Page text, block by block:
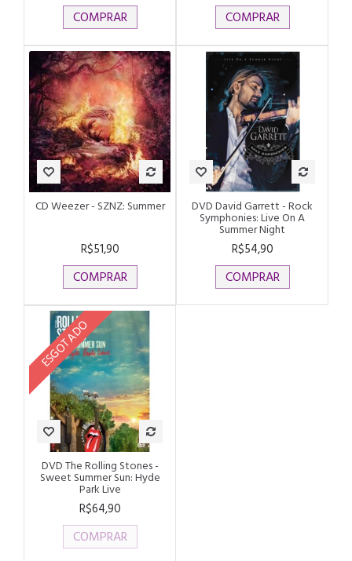
COMPRAR COMPRAR
CD Weezer - SZNZ: Summer
R$51,90
COMPRAR
DVD David Garrett - Rock
Symphonies: Live On A
Summer Night
R$54,90
COMPRAR
ESGOTADO
DVD The Rolling Stones -
Sweet Summer Sun: Hyde
Park Live
R$64,90
COMPRAR